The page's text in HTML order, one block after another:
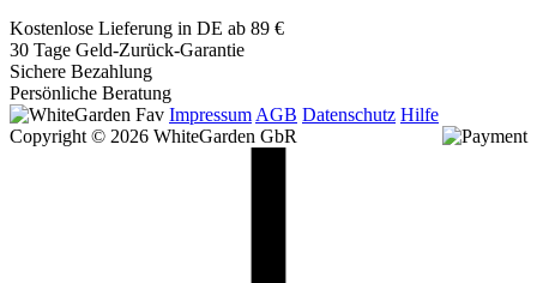
Kostenlose Lieferung in DE ab 89 €
30 Tage Geld-Zurück-Garantie
Sichere Bezahlung
Persönliche Beratung
Impressum AGB Datenschutz Hilfe
Copyright © 2026 WhiteGarden GbR